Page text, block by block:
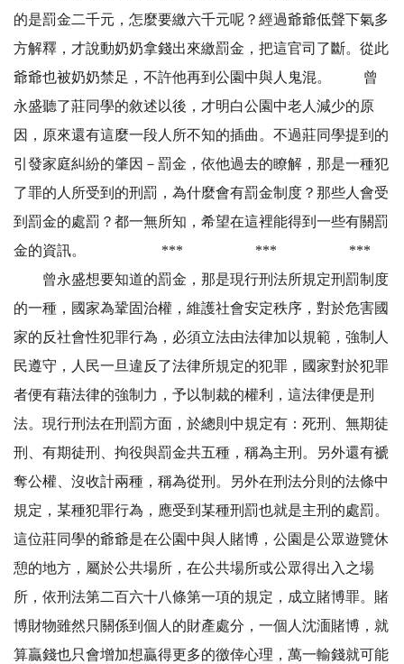
的是罰金二千元，怎麼要繳六千元呢？經過爺爺低聲下氣多
方解釋，才說動奶奶拿錢出來繳罰金，把這官司了斷。從此
爺爺也被奶奶禁足，不許他再到公園中與人鬼混。 曾
永盛聽了莊同學的敘述以後，才明白公園中老人減少的原
因，原來還有這麼一段人所不知的插曲。不過莊同學提到的
引發家庭糾紛的肇因－罰金，依他過去的瞭解，那是一種犯
了罪的人所受到的刑罰，為什麼會有罰金制度？那些人會受
到罰金的處罰？都一無所知，希望在這裡能得到一些有關罰
金的資訊。 *** *** ***
曾永盛想要知道的罰金，那是現行刑法所規定刑罰制度
的一種，國家為鞏固治權，維護社會安定秩序，對於危害國
家的反社會性犯罪行為，必須立法由法律加以規範，強制人
民遵守，人民一旦違反了法律所規定的犯罪，國家對於犯罪
者便有藉法律的強制力，予以制裁的權利，這法律便是刑
法。現行刑法在刑罰方面，於總則中規定有：死刑、無期徒
刑、有期徒刑、拘役與罰金共五種，稱為主刑。另外還有褫
奪公權、沒收計兩種，稱為從刑。另外在刑法分則的法條中
規定，某種犯罪行為，應受到某種刑罰也就是主刑的處罰。
這位莊同學的爺爺是在公園中與人賭博，公園是公眾遊覽休
憩的地方，屬於公共場所，在公共場所或公眾得出入之場
所，依刑法第二百六十八條第一項的規定，成立賭博罪。賭
博財物雖然只關係到個人的財產處分，一個人沈湎賭博，就
算贏錢也只會增加想贏得更多的徼倖心理，萬一輸錢就可能